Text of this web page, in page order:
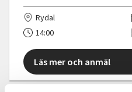
Rydal
14:00
Läs mer och anmäl